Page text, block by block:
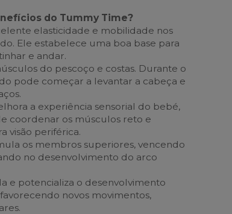
do Tummy Time?
elasticidade e mobilidade nos
Ele estabelece uma boa base para
e andar.
do pescoço e costas. Durante o
pode começar a levantar a cabeça e
a experiência sensorial do bebé,
coordenar os músculos reto e
visão periférica.
os membros superiores, vencendo
no desenvolvimento do arco
e potencializa o desenvolvimento
novos movimentos,